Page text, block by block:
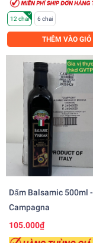
12 chai 6 chai
THÊM VÀO GIỎ
Dấm Balsamic 500ml -
Campagna
105.000₫